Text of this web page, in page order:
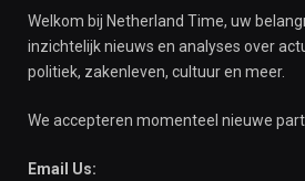
Welkom bij Netherland Time, uw
inzichtelijk nieuws en analyses over
politiek, zakenleven, cultuur en meer.
We accepteren momenteel nieuwe
Email Us: